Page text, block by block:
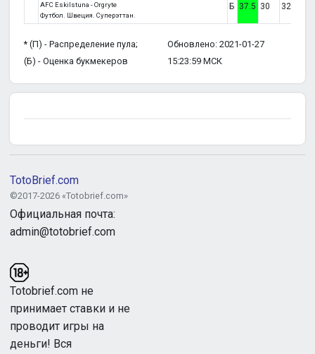
AFC Eskilstuna - Orgryte
Футбол. Швеция. Суперэттан.
Б 37.5 30
32.6
* (П) - Распределение пула;
(Б) - Оценка букмекеров
Обновлено: 2021-01-27
15:23:59 МСК
TotoBrief.com
©2017-2026 «Totobrief.com»
Официальная почта:
admin@totobrief.com
Totobrief.com не
принимает ставки и не
проводит игры на
деньги! Вся